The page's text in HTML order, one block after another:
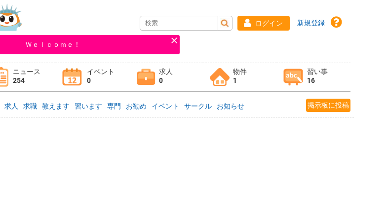
ログイン 新規登録
Ｗｅｌｃｏｍｅ！
ニュース
254
イベント
0
求人
0
物件
1
習い事
16
求人 求職 教えます 習います 専門 お勧め イベント サークル お知らせ 掲示板に投稿